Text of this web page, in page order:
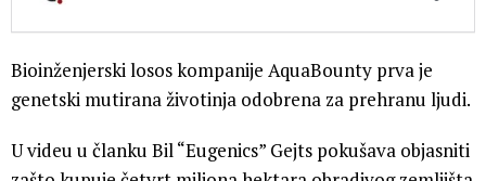
Bioinženjerski losos kompanije AquaBounty prva je
genetski mutirana životinja odobrena za prehranu ljudi.
U videu u članku Bil “Eugenics” Gejts pokušava objasniti